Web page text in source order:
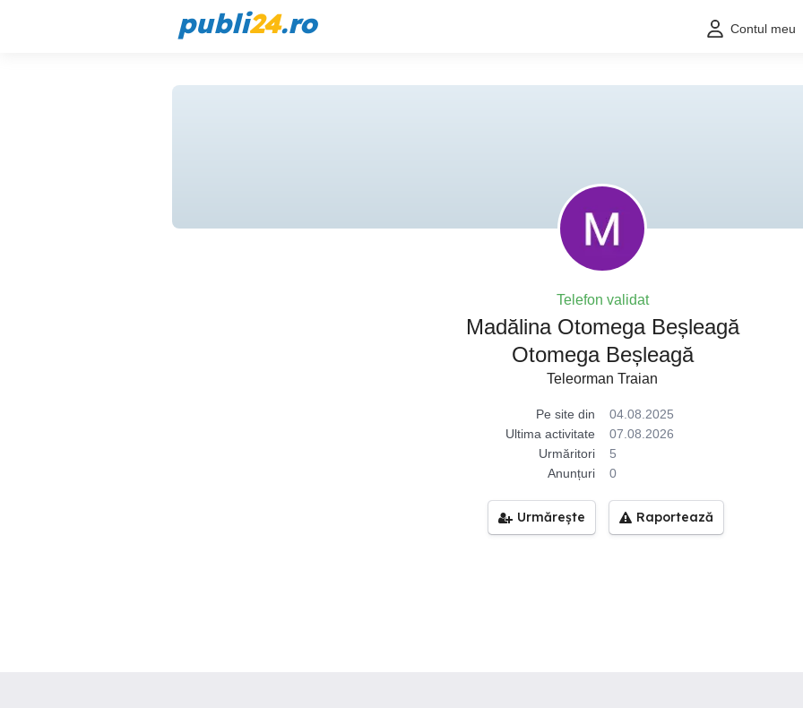
publi24.ro Contul meu
Telefon validat
Madălina Otomega Beșleagă
Otomega Beșleagă
Teleorman Traian
Pe site din
04.08.2025
Ultima activitate
07.08.2026
Urmăritori
5
Anunțuri
0
Urmărește Raportează